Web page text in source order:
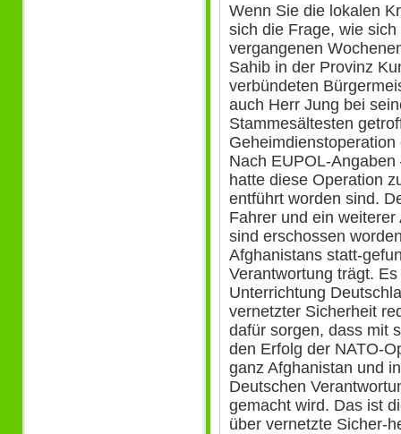
Wenn Sie die lokalen
sich die Frage, wie
vergangenen
Sahib in der Provinz
verbündeten
auch Herr Jung bei
Stammesältesten
Nach EUPOL-
hatte diese Operation
entführt worden sind.
Fahrer und ein
sind erschossen
Afghanistans statt-
Verantwortung trägt.
Unterrichtung
vernetzter Sicherheit
dafür sorgen, dass mit
den Erfolg der NATO-
ganz Afghanistan und
Deutschen
gemacht wird. Das ist
über vernetzte Sicher-